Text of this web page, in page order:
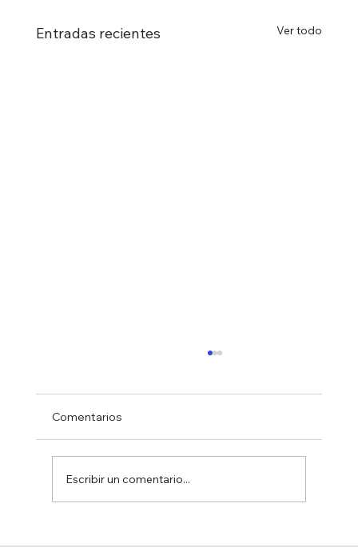
Entradas recientes Ver todo
Comentarios
Escribir un comentario...